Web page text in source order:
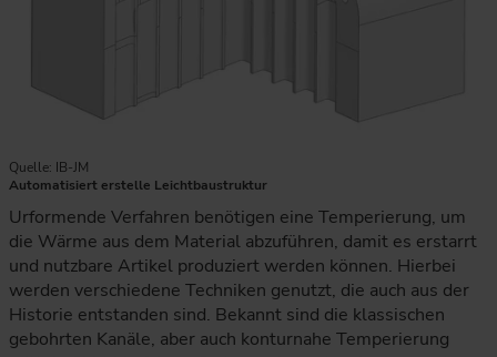
Quelle: IB-JM
Automatisiert erstelle Leichtbaustruktur
Urformende Verfahren benötigen eine Temperierung, um
die Wärme aus dem Material abzuführen, damit es erstarrt
und nutzbare Artikel produziert werden können. Hierbei
werden verschiedene Techniken genutzt, die auch aus der
Historie entstanden sind. Bekannt sind die klassischen
gebohrten Kanäle, aber auch konturnahe Temperierung